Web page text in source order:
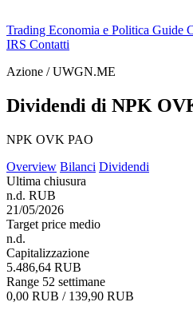
Trading Economia e Politica Guide
IRS Contatti
Azione / UWGN.ME
Dividendi di NPK
NPK OVK PAO
Overview Bilanci Dividendi
Ultima chiusura
n.d. RUB
21/05/2026
Target price medio
n.d.
Capitalizzazione
5.486,64 RUB
Range 52 settimane
0,00 RUB / 139,90 RUB